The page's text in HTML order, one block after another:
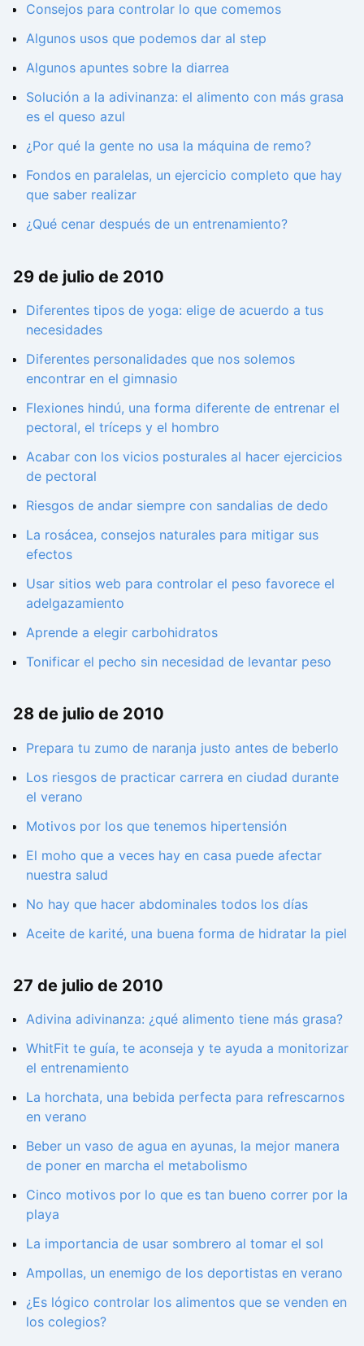
Consejos para controlar lo que comemos
Algunos usos que podemos dar al step
Algunos apuntes sobre la diarrea
Solución a la adivinanza: el alimento con más grasa
es el queso azul
¿Por qué la gente no usa la máquina de remo?
Fondos en paralelas, un ejercicio completo que hay
que saber realizar
¿Qué cenar después de un entrenamiento?
29 de julio de 2010
Diferentes tipos de yoga: elige de acuerdo a tus
necesidades
Diferentes personalidades que nos solemos
encontrar en el gimnasio
Flexiones hindú, una forma diferente de entrenar el
pectoral, el tríceps y el hombro
Acabar con los vicios posturales al hacer ejercicios
de pectoral
Riesgos de andar siempre con sandalias de dedo
La rosácea, consejos naturales para mitigar sus
efectos
Usar sitios web para controlar el peso favorece el
adelgazamiento
Aprende a elegir carbohidratos
Tonificar el pecho sin necesidad de levantar peso
28 de julio de 2010
Prepara tu zumo de naranja justo antes de beberlo
Los riesgos de practicar carrera en ciudad durante
el verano
Motivos por los que tenemos hipertensión
El moho que a veces hay en casa puede afectar
nuestra salud
No hay que hacer abdominales todos los días
Aceite de karité, una buena forma de hidratar la piel
27 de julio de 2010
Adivina adivinanza: ¿qué alimento tiene más grasa?
WhitFit te guía, te aconseja y te ayuda a monitorizar
el entrenamiento
La horchata, una bebida perfecta para refrescarnos
en verano
Beber un vaso de agua en ayunas, la mejor manera
de poner en marcha el metabolismo
Cinco motivos por lo que es tan bueno correr por la
playa
La importancia de usar sombrero al tomar el sol
Ampollas, un enemigo de los deportistas en verano
¿Es lógico controlar los alimentos que se venden en
los colegios?